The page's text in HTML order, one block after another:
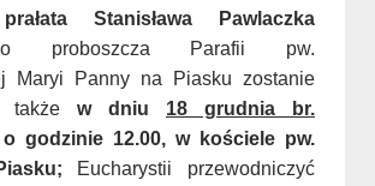
Stanisława Pawlaczka
proboszcza Parafii pw.
Maryi Panny na Piasku zostanie
także w dniu 18 grudnia br.
godzinie 12.00, w kościele pw.
Eucharystii przewodniczyć